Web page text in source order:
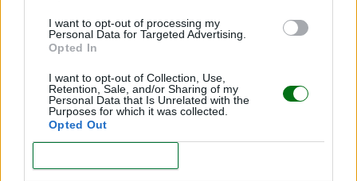
I want to opt-out of processing my
Personal Data for Targeted Advertising.
Opted In
I want to opt-out of Collection, Use,
Retention, Sale, and/or Sharing of my
Personal Data that Is Unrelated with the
Purposes for which it was collected.
Opted Out
Hipertensión en el embarazo: el ginecólogo
informa
LEER